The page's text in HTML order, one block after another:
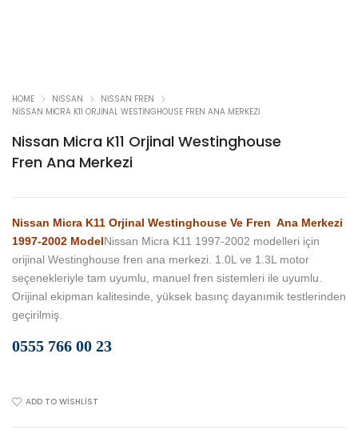
HOME NISSAN
NISSAN FREN
NISSAN MICRA K11 ORJINAL WESTINGHOUSE FREN ANA MERKEZI
Nissan Micra K11 Orjinal Westinghouse
Fren Ana Merkezi
Nissan Micra K11 Orjinal Westinghouse Ve Fren Ana Merkezi
1997-2002 ModelNissan Micra K11 1997-2002 modelleri için
orijinal Westinghouse fren ana merkezi. 1.0L ve 1.3L motor
seçenekleriyle tam uyumlu, manuel fren sistemleri ile uyumlu.
Orijinal ekipman kalitesinde, yüksek basınç dayanımik testlerinden
geçirilmiş.
0555 766 00 23
ADD TO WISHLIST